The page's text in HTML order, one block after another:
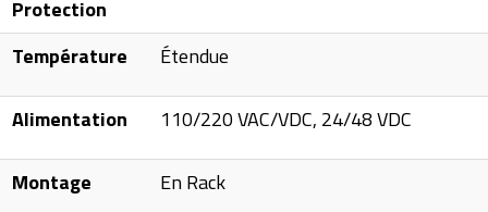
Protection
Température Étendue
Alimentation 110/220 VAC/VDC, 24/48 VDC
Montage En Rack